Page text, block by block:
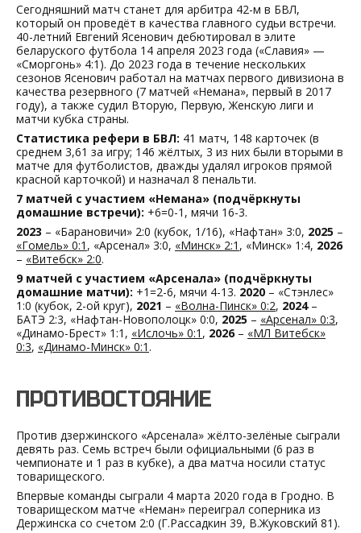
Сегодняшний матч станет для арбитра 42-м в БВЛ,
который он проведёт в качества главного судьи встречи.
40-летний Евгений Ясенович дебютировал в элите
беларуского футбола 14 апреля 2023 года («Славия» —
«Сморгонь» 4:1). До 2023 года в течение нескольких
сезонов Ясенович работал на матчах первого дивизиона в
качества резервного (7 матчей «Немана», первый в 2017
году), а также судил Вторую, Первую, Женскую лиги и
матчи кубка страны.
Статистика рефери в БВЛ: 41 матч, 148 карточек (в
среднем 3,61 за игру; 146 жёлтых, 3 из них были вторыми в
матче для футболистов, дважды удалял игроков прямой
красной карточкой) и назначал 8 пенальти.
7 матчей с участием «Немана» (подчёркнуты
домашние встречи): +6=0-1, мячи 16-3.
2023 – «Барановичи» 2:0 (кубок, 1/16), «Нафтан» 3:0, 2025 –
«Гомель» 0:1 , «Арсенал» 3:0, «Минск» 2:1 , «Минск» 1:4, 2026
– «Витебск» 2:0.
9 матчей с участием «Арсенала» (подчёркнуты
домашние матчи): +1=2-6, мячи 4-13. 2020 – «Стэнлес»
1:0 (кубок, 2-ой круг), 2021 – «Волна-Пинск» 0:2, 2024–
БАТЭ 2:3, «Нафтан-Новополоцк» 0:0, 2025 – «Арсенал» 0:3,
«Динамо-Брест» 1:1, «Ислочь» 0:1 , 2026 – «МЛ Витебск»
0:3, «Динамо-Минск» 0:1 .
ПРОТИВОСТОЯНИЕ
Против дзержинского «Арсенала» жёлто-зелёные сыграли
девять раз. Семь встреч были официальными (6 раз в
чемпионате и 1 раз в кубке), а два матча носили статус
товарищеского.
Впервые команды сыграли 4 марта 2020 года в Гродно. В
товарищеском матче «Неман» переиграл соперника из
Держинска со счетом 2:0 (Г.Рассадкин 39, В.Жуковский 81).